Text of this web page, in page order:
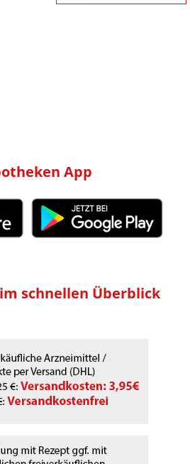
App
schnellen Überblick